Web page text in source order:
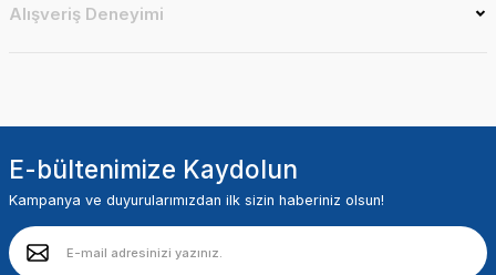
Alışveriş Deneyimi
E-bültenimize Kaydolun
Kampanya ve duyurularımızdan ilk sizin haberiniz olsun!